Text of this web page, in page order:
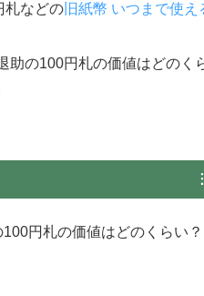
札などの 旧紙幣 いつまで使え
助の100円札の価値はどの
円札の価値はどのくらい？